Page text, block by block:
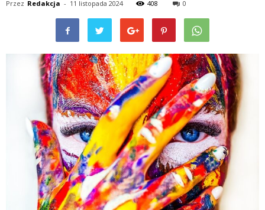
Przez Redakcja - 11 listopada 2024 408 0